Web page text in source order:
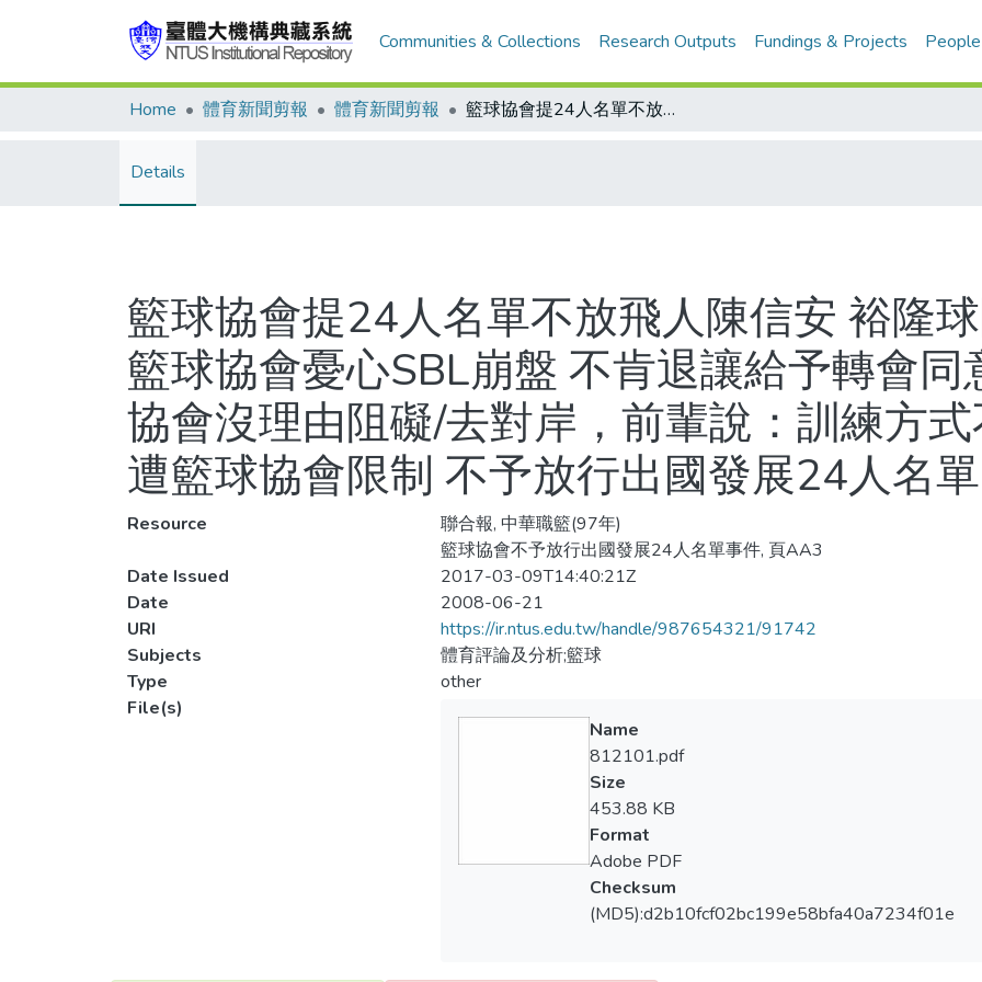
Communities & Collections Research Outputs Fundings & Projects People
Home 體育新聞剪報 體育新聞剪報 籃球協會提24人名單不放飛人陳信安 裕隆球團同意放行陳信安 籃球協會憂心SBL崩盤 不肯退讓給予轉會同意書/閻家驊：籃球協會沒理由阻礙/去對岸，前輩說：訓練方式不同 飲食也要留意/遭籃球協會限制 不予放行出國發展24人名單
Details
籃球協會提24人名單不放飛人陳信安 裕隆
籃球協會憂心SBL崩盤 不肯退讓給予轉會
協會沒理由阻礙/去對岸，前輩說：訓練方
遭籃球協會限制 不予放行出國發展24人名單
Resource
聯合報, 中華職籃(97年)
籃球協會不予放行出國發展24人名單事件, 頁AA3
Date Issued
2017-03-09T14:40:21Z
Date
2008-06-21
URI
https://ir.ntus.edu.tw/handle/987654321/91742
Subjects
體育評論及分析;籃球
Type
other
File(s)
Name
812101.pdf
Size
453.88 KB
Format
Adobe PDF
Checksum
(MD5):d2b10fcf02bc199e58bfa40a7234f01e